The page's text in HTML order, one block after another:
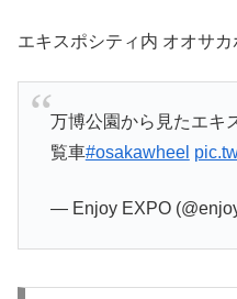
エキスポシティ内 オオサ
万博公園から見たエキ
覧車#osakawheel
— Enjoy EXPO